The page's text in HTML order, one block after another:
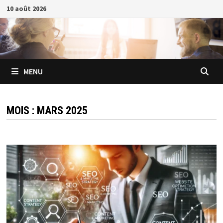
Passer
au
contenu
10 août 2026
MENU
MOIS : MARS 2025